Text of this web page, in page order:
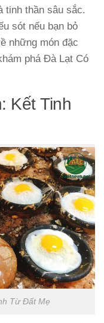
tinh thần sâu sắc.
sót nếu bạn bỏ
những món đặc
phá Đà Lạt Có
Kết Tinh
Từ Đất Mẹ